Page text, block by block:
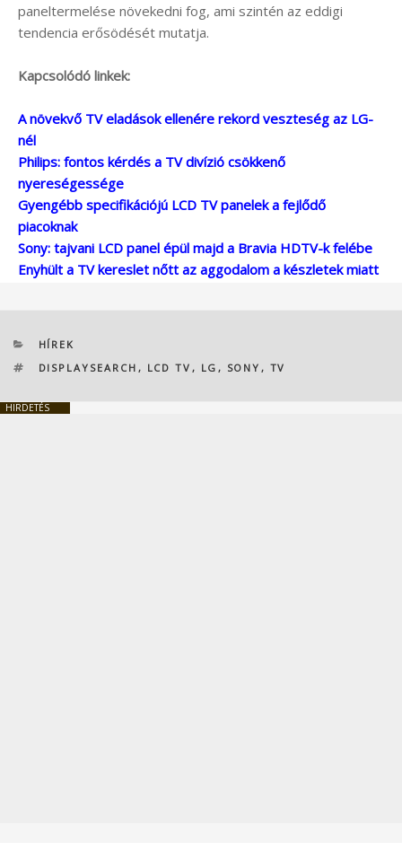
paneltermelése növekedni fog, ami szintén az eddigi
tendencia erősödését mutatja.
Kapcsolódó linkek:
A növekvő TV eladások ellenére rekord veszteség az LG-
nél
Philips: fontos kérdés a TV divízió csökkenő
nyereségessége
Gyengébb specifikációjú LCD TV panelek a fejlődő
piacoknak
Sony: tajvani LCD panel épül majd a Bravia HDTV-k felébe
Enyhült a TV kereslet nőtt az aggodalom a készletek miatt
KATEGÓRIÁK
HÍREK
CÍMKÉK
DISPLAYSEARCH , LCD TV , LG , SONY , TV
HIRDETÉS